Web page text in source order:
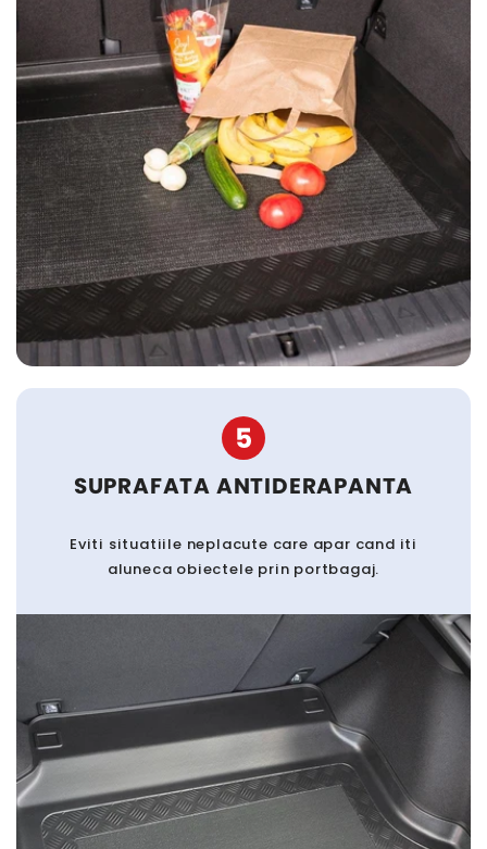
5
SUPRAFATA ANTIDERAPANTA
Eviti situatiile neplacute care apar cand iti
aluneca obiectele prin portbagaj.